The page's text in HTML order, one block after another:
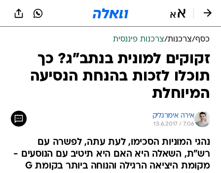
כסף/צרכנות/צרכנות פיננסית
זקוקים למונית בנתב"ג? כך
תוכלו לזכות בהנחת הנסיעה
המיוחלת
אירה אימרגליק
13.6.2017 / 7:06
נהגי המוניות הסכימו, לעת עתה, לפשרה עם
רש"ת, השאלה היא האם היא תיטיב עם הנוסעים -
מקומת היציאה הרגילה והנוחה ביותר בקומת G